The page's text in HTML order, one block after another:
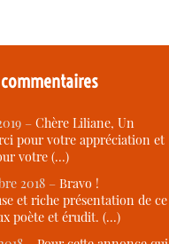
–Chère Liliane, Un
pour votre appréciation et
votre (…)
2018 –Bravo !
et riche présentation de ce
poète et érudit. (…)